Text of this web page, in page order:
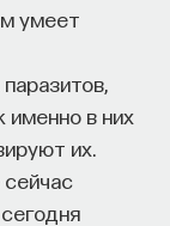
умеет
именно в них
их.